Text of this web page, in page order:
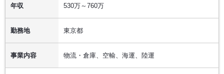
年収 530万～760万
勤務地 東京都
事業内容 物流・倉庫、空輸、海運、陸運